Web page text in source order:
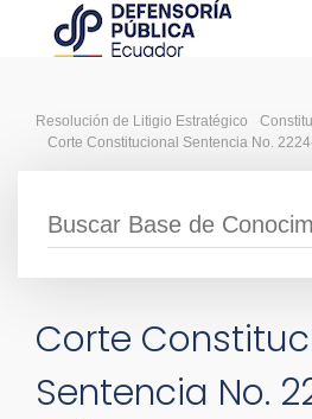
Resolución de Litigio Estratégico
Corte Constitucional Sentencia No.
Corte
Sentencia No.